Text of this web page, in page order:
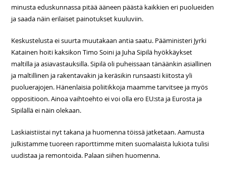
minusta eduskunnassa pitää ääneen päästä kaikkien eri puolueiden
ja saada näin erilaiset painotukset kuuluviin.
Keskustelusta ei suurta muutakaan antia saatu. Pääministeri Jyrki
Katainen hoiti kaksikon Timo Soini ja Juha Sipilä hyökkäykset
maltilla ja asiavastauksilla. Sipilä oli puheissaan tänäänkin asiallinen
ja maltillinen ja rakentavakin ja keräsikin runsaasti kiitosta yli
puoluerajojen. Hänenlaisia poliitikkoja maamme tarvitsee ja myös
oppositioon. Ainoa vaihtoehto ei voi olla ero EU:sta ja Eurosta ja
Sipilällä ei näin olekaan.
Laskiaistiistai nyt takana ja huomenna töissä jatketaan. Aamusta
julkistamme tuoreen raporttimme miten suomalaista lukiota tulisi
uudistaa ja remontoida. Palaan siihen huomenna.